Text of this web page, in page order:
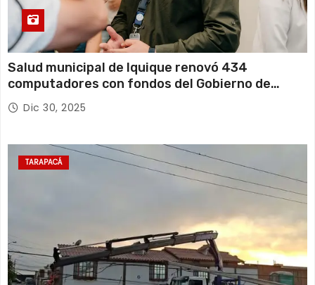
Salud municipal de Iquique renovó 434
computadores con fondos del Gobierno de
Tarapacá
Dic 30, 2025
TARAPACÁ